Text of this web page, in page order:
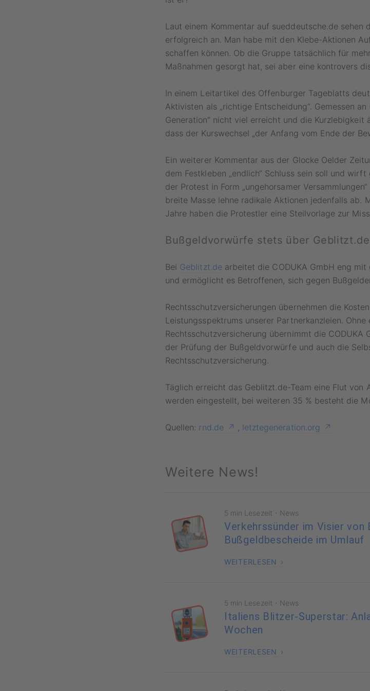
Laut einem Kommentar auf sueddeutsche.de
erfolgreich an. Man habe mit den Klebe-Aktionen
schaffen können. Ob die Gruppe tatsächlich für
Maßnahmen gesorgt hat, sei aber eine kontrovers
In einem Leitartikel des Offenburger Tageblatts
Aktivisten als „richtige Entscheidung“. Gemessen
Generation“ nicht viel erreicht und die Kurzlebigkeit
dass der Kurswechsel „der Anfang vom Ende der
Ein weiterer Kommentar aus der Glocke Oelder
dem Festkleben „endlich“ Schluss sein soll und
der Protest in Form „ungehorsamer
breite Masse lehne radikale Aktionen jedenfalls ab.
Jahre haben die Protestler eine Steilvorlage zur
Bußgeldvorwürfe stets über
Bei Geblitzt.de arbeitet die CODUKA GmbH eng
und ermöglicht es Betroffenen, sich gegen
Rechtsschutzversicherungen übernehmen die
Leistungsspektrums unserer Partnerkanzleien. Ohne
Rechtsschutzversicherung übernimmt die CODUKA
der Prüfung der Bußgeldvorwürfe und auch die
Rechtsschutzversicherung.
Täglich erreicht das Geblitzt.de-Team eine Flut von
werden eingestellt, bei weiteren 35 % besteht die
Quellen: rnd.de , letztegeneration.org
Weitere News!
5 min Lesezeit · News
Verkehrssünder im Visier von
Bußgeldbescheide im Umlauf
WEITERLESEN
5 min Lesezeit · News
Italiens Blitzer-Superstar:
Wochen
WEITERLESEN